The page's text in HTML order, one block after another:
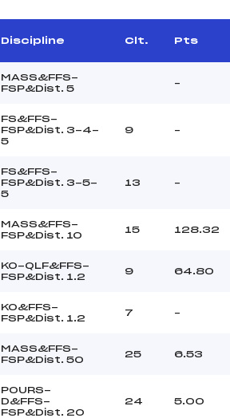
Discipline Clt. Pts
MASS&FFS-
FSP&Dist. 5
–
FS&FFS-
FSP&Dist. 3-4-
5
9 –
FS&FFS-
FSP&Dist. 3-5-
5
13 –
MASS&FFS-
FSP&Dist. 10
15 128.32
KO-QLF&FFS-
FSP&Dist. 1.2
9 64.80
KO&FFS-
FSP&Dist. 1.2
7 –
MASS&FFS-
FSP&Dist. 50
25 6.53
POURS-
D&FFS-
FSP&Dist. 20
24 5.00